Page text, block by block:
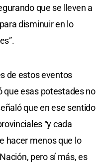
que se lleven a
disminuir en lo
de estos eventos
que esas potestades no
que en ese sentido
“y cada
hacer menos que lo
pero sí más, es